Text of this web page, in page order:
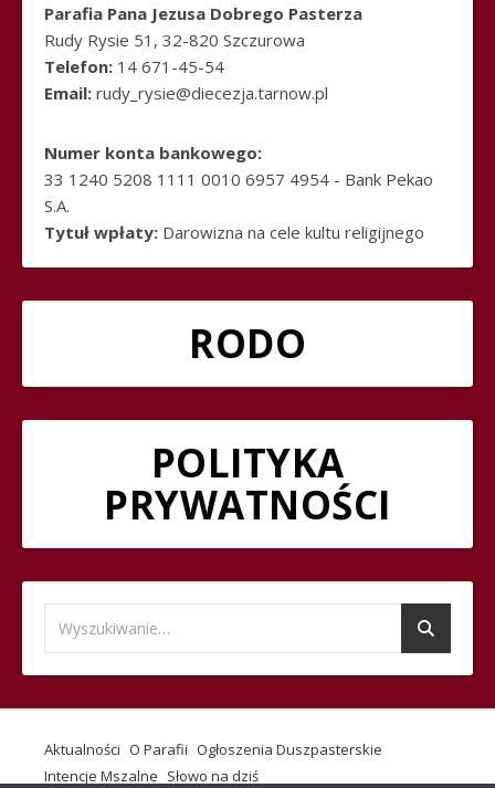
Parafia Pana Jezusa Dobrego Pasterza
Rudy Rysie 51, 32-820 Szczurowa
Telefon: 14 671-45-54
Email: rudy_rysie@diecezja.tarnow.pl
Numer konta bankowego:
33 1240 5208 1111 0010 6957 4954 - Bank Pekao
S.A.
Tytuł wpłaty: Darowizna na cele kultu religijnego
RODO
POLITYKA
PRYWATNOŚCI
Aktualności O Parafii Ogłoszenia Duszpasterskie
Intencje Mszalne Słowo na dziś